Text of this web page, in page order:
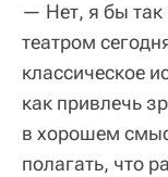
— Нет, я бы
театром
классическое
как привлечь
в хорошем
полагать, что